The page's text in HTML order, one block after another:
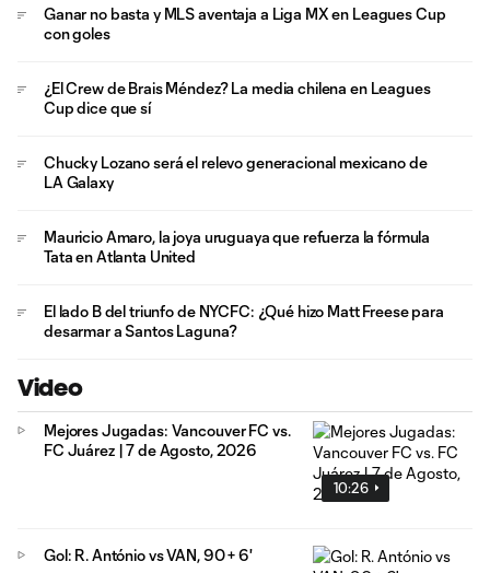
Ganar no basta y MLS aventaja a Liga MX en Leagues Cup
con goles
¿El Crew de Brais Méndez? La media chilena en Leagues
Cup dice que sí
Chucky Lozano será el relevo generacional mexicano de
LA Galaxy
Mauricio Amaro, la joya uruguaya que refuerza la fórmula
Tata en Atlanta United
El lado B del triunfo de NYCFC: ¿Qué hizo Matt Freese para
desarmar a Santos Laguna?
Video
10:26
Mejores Jugadas: Vancouver FC vs.
FC Juárez | 7 de Agosto, 2026
Gol: R. António vs VAN, 90 + 6'